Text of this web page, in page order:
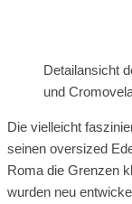
Detailansicht
und
Die vielleicht
seinen oversized
Roma die Grenzen
wurden neu